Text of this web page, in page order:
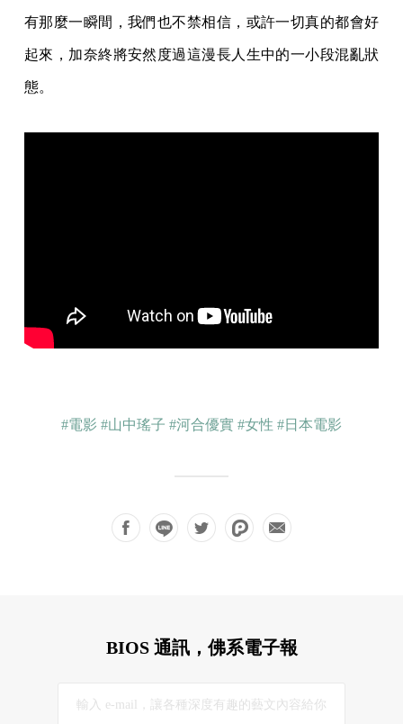
有那麼一瞬間，我們也不禁相信，或許一切真的都會好
起來，加奈終將安然度過這漫長人生中的一小段混亂狀
態。
#電影 #山中瑤子 #河合優實 #女性 #日本電影
BIOS 通訊，佛系電子報